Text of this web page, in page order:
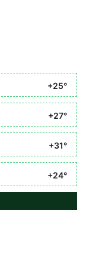
+25°
+27°
+31°
+24°